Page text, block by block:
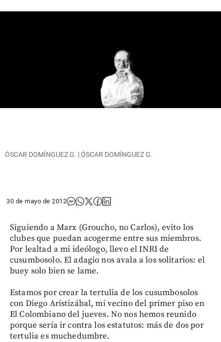
ÓSCAR DOMÍNGUEZ G. | ÓSCAR DOMÍNGUEZ G.
30 de mayo de 2012
Siguiendo a Marx (Groucho, no Carlos), evito los
clubes que puedan acogerme entre sus miembros.
Por lealtad a mi ideólogo, llevo el INRI de
cusumbosolo. El adagio nos avala a los solitarios: el
buey solo bien se lame.
Estamos por crear la tertulia de los cusumbosolos
con Diego Aristizábal, mi vecino del primer piso en
El Colombiano del jueves. No nos hemos reunido
porque sería ir contra los estatutos: más de dos por
tertulia es muchedumbre.